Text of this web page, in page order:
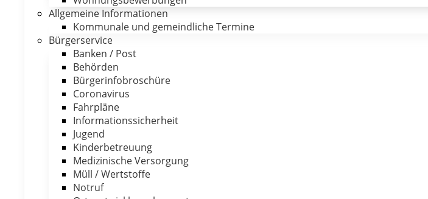
Allgemeine Informationen
Kommunale und gemeindliche Termine
Bürgerservice
Banken / Post
Behörden
Bürgerinfobroschüre
Coronavirus
Fahrpläne
Informationssicherheit
Jugend
Kinderbetreuung
Medizinische Versorgung
Müll / Wertstoffe
Notruf